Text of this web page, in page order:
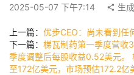
首
页
2025-05-07 下午7:14 生
上一篇： 优步CEO：尚未看到任
下一篇： 梯瓦制药第一季度营收
季度调整后每股收益0.52美元。
至172亿美元，市场预估172.2